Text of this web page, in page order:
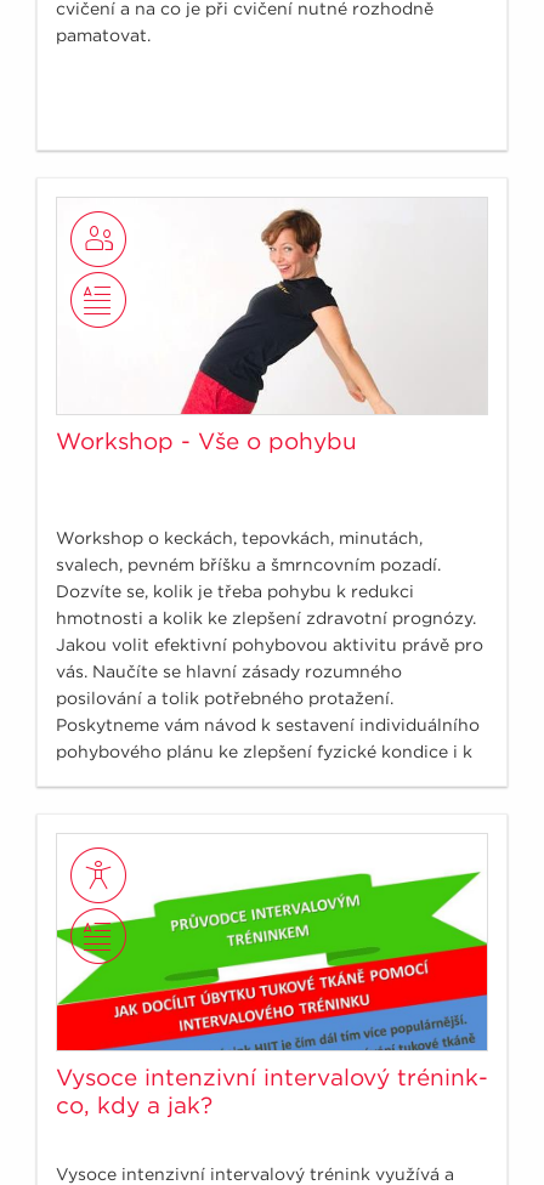
cvičení a na co je při cvičení nutné rozhodně
pamatovat.
Workshop - Vše o pohybu
Workshop o keckách, tepovkách, minutách,
svalech, pevném bříšku a šmrncovním pozadí.
Dozvíte se, kolik je třeba pohybu k redukci
hmotnosti a kolik ke zlepšení zdravotní prognózy.
Jakou volit efektivní pohybovou aktivitu právě pro
vás. Naučíte se hlavní zásady rozumného
posilování a tolik potřebného protažení.
Poskytneme vám návod k sestavení individuálního
pohybového plánu ke zlepšení fyzické kondice i k
Vysoce intenzivní intervalový trénink-
co, kdy a jak?
Vysoce intenzivní intervalový trénink využívá a